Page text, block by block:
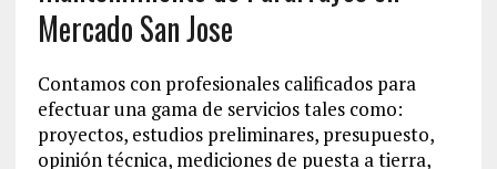
Mercado San Jose
Contamos con profesionales calificados para
efectuar una gama de servicios tales como:
proyectos, estudios preliminares, presupuesto,
opinión técnica, mediciones de puesta a tierra,